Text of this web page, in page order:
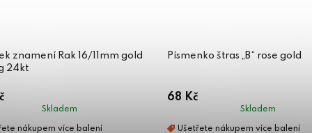
znamení Rak 16/11mm gold
24kt
Skladem
Písmenko štras „B“ rose gold
68 Kč
Skladem